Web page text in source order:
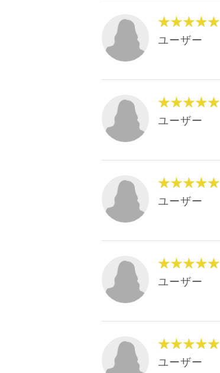
★★★★★
ユーザー
★★★★★
ユーザー
★★★★★
ユーザー
★★★★★
ユーザー
★★★★★
ユーザー